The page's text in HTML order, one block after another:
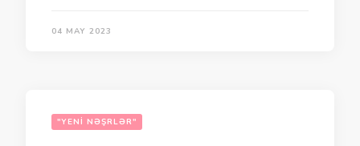
04 MAY 2023
"YENI NƏŞRLƏR"